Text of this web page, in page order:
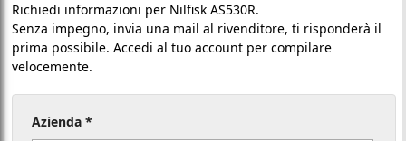
Richiedi informazioni per Nilfisk AS530R.
Senza impegno, invia una mail al rivenditore, ti risponderà il
prima possibile. Accedi al tuo account per compilare
velocemente.
Azienda *